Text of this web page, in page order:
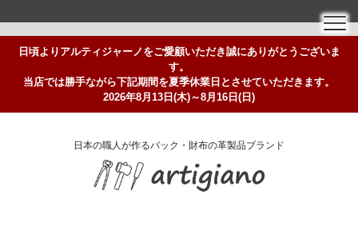
日頃よりアルティジャーノをご愛顧いただき誠にありがとうございま
す。
当店では勝手ながら下記期間を夏季休業日とさせていただきます。
2026年8月13日(木)～8月16日(日)
日本の職人が作るバック・財布の革製品ブランド